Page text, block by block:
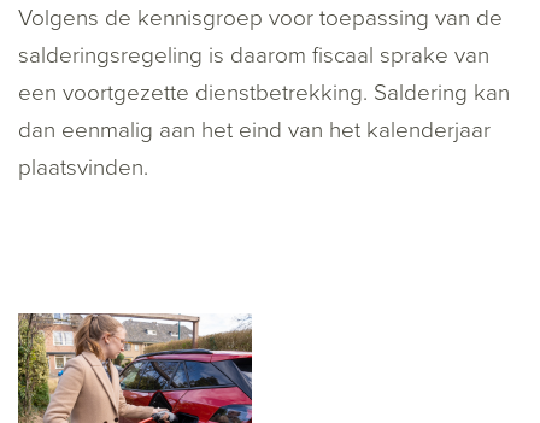
Volgens de kennisgroep voor toepassing van de
salderingsregeling is daarom fiscaal sprake van
een voortgezette dienstbetrekking. Saldering kan
dan eenmalig aan het eind van het kalenderjaar
plaatsvinden.